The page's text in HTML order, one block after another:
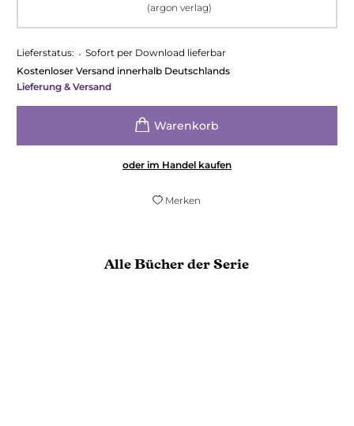
(argon verlag)
Lieferstatus: • Sofort per Download lieferbar
Kostenloser Versand innerhalb Deutschlands
Lieferung & Versand
oder im Handel kaufen
Merken
Alle Bücher der Serie